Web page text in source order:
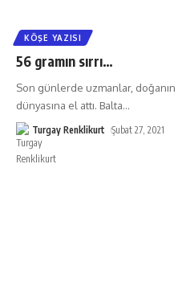
KÖŞE YAZISI
56 gramın sırrı…
Son günlerde uzmanlar,
dünyasına el attı. Balta…
Turgay Renklikurt Şubat 27, 2021